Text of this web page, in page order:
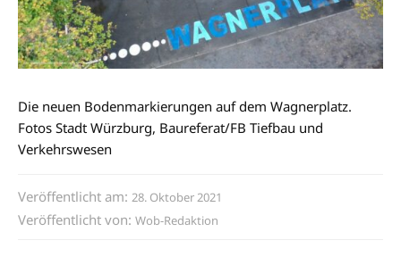
Die neuen Bodenmarkierungen auf dem Wagnerplatz.
Fotos Stadt Würzburg, Baureferat/FB Tiefbau und
Verkehrswesen
Veröffentlicht am: 28. Oktober 2021
Veröffentlicht von: Wob-Redaktion